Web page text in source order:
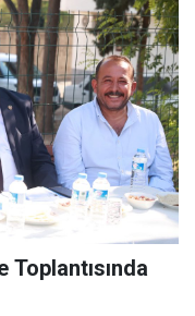
Toplantısında